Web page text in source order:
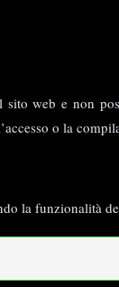
web e non
o la
la funzionalità